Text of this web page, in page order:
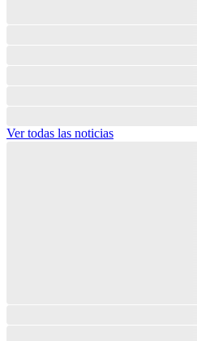
Ver todas las noticias